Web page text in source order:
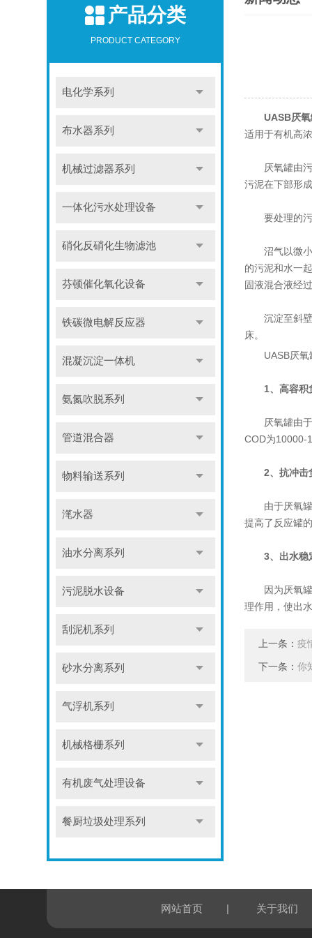
产品分类
PRODUCT CATEGORY
电化学系列
布水器系列
机械过滤器系列
一体化污水处理设备
硝化反硝化生物滤池
芬顿催化氧化设备
铁碳微电解反应器
混凝沉淀一体机
氨氮吹脱系列
管道混合器
物料输送系列
滗水器
油水分离系列
污泥脱水设备
刮泥机系列
砂水分离系列
气浮机系列
机械格栅系列
有机废气处理设备
餐厨垃圾处理系列
UASB厌氧
适用于有机高
厌氧罐由污
污泥在下部形
要处理的污
沼气以微小
的污泥和水一
固液混合液经
沉淀至斜壁
床。
UASB厌氧
1、高容积
厌氧罐由于
COD为10000-
2、抗冲击
由于厌氧罐
提高了反应罐
3、出水稳
因为厌氧罐
理作用，使出
上一条：疫
下一条：你
网站首页 | 关于我们